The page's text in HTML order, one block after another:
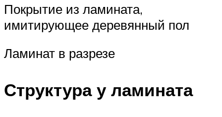
Покрытие из ламината,
имитирующее деревянный пол
Ламинат в разрезе
Структура у ламината